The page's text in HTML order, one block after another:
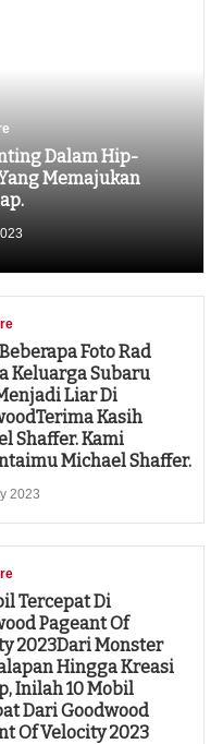
Dalam Hip-
Memajukan
Foto Rad
Keluarga Subaru
Liar Di
Kasih
Shaffer. Kami
Michael Shaffer.
2023
Tercepat Di
Pageant Of
​​2023Dari Monster
Hingga Kreasi
Inilah 10 Mobil
Dari Goodwood
Of Velocity ​​2023